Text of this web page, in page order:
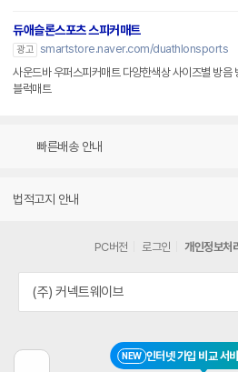
NEW 인터넷 가입 비교 서
듀애슬론스포츠 스피커매트
광고 smartstore.naver.com/duathlonsports
사운드바 우퍼스피커매트 다양한색상 사이즈별 방음
블럭매트
빠른배송 안내
법적고지 안내
PC버전 로그인 개인정보처
(주) 커넥트웨이브